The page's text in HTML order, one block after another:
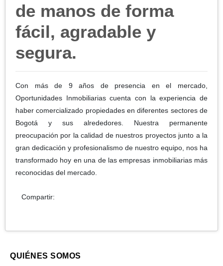
de manos de forma
fácil, agradable y
segura.
Con más de 9 años de presencia en el mercado,
Oportunidades Inmobiliarias cuenta con la experiencia de
haber comercializado propiedades en diferentes sectores de
Bogotá y sus alrededores. Nuestra permanente
preocupación por la calidad de nuestros proyectos junto a la
gran dedicación y profesionalismo de nuestro equipo, nos ha
transformado hoy en una de las empresas inmobiliarias más
reconocidas del mercado.
Compartir:
QUIÉNES SOMOS